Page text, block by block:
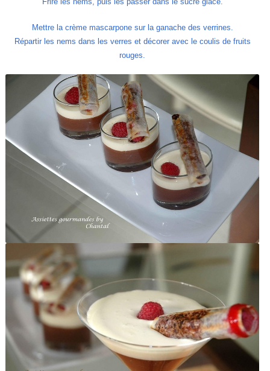
Mettre la crème mascarpone sur la ganache des verrines.
Répartir les nems dans les verres et décorer avec le coulis de fruits
rouges.